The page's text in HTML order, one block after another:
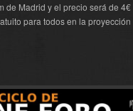
de Madrid y el precio será de
para todos en la proyección